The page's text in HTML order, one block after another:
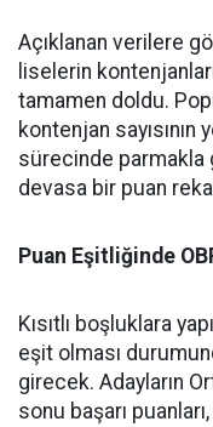
Açıklanan verilere
liselerin
tamamen doldu.
kontenjan sayısının
sürecinde
devasa bir puan
Puan Eşitliğinde
Kısıtlı boşluklara
eşit olması
girecek. Adayların
sonu başarı